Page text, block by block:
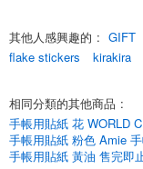
產品系列
*KFS-035 宇宙化妝品
*KFS-036 月光
*KFS-037 絲帶
*KFS-038 草莓色
其他人感興趣的 : GIFT
flake stickers
kirakira
相同分類的其他商品 :
手帳用貼紙 花 WORLD
手帳用貼紙 粉色 Amie
手帳用貼紙 黃油 售完即